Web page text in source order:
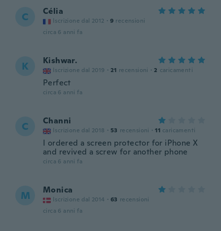
C Célia
Iscrizione dal 2012 · 9 recensioni
circa 6 anni fa
K Kishwar.
Iscrizione dal 2019 · 21 recensioni · 2 caricamenti
Perfect
circa 6 anni fa
C Channi
Iscrizione dal 2018 · 53 recensioni · 11 caricamenti
I ordered a screen protector for iPhone X
and revived a screw for another phone
circa 6 anni fa
M Monica
Iscrizione dal 2014 · 63 recensioni
circa 6 anni fa